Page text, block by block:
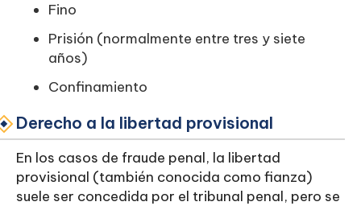
Fino
Prisión (normalmente entre tres y siete
años)
Confinamiento
Derecho a la libertad provisional
En los casos de fraude penal, la libertad
provisional (también conocida como fianza)
suele ser concedida por el tribunal penal, pero se